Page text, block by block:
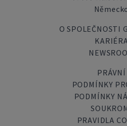
O SPOLEČNOSTI
PRÁVNÍ
PODMÍNKY
PODMÍNKY
PRAVIDLA